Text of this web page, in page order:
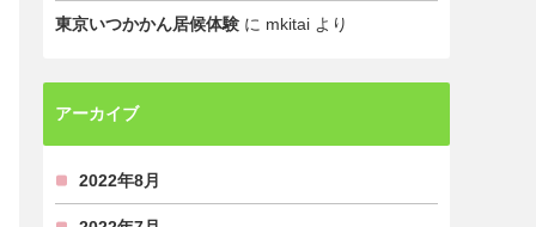
東京いつかかん居候体験 に mkitai より
アーカイブ
2022年8月